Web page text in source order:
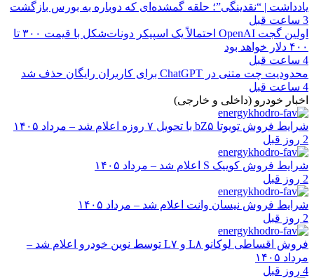
یادداشت | “نقدینگی”؛ حلقه گمشده‌ای که دوباره به بورس بازگشت
3 ساعت قبل
اولین گجت OpenAI احتمالاً یک اسپیکر دونات‌شکل با قیمت ۳۰۰ تا
۴۰۰ دلار خواهد بود
4 ساعت قبل
محدودیت چت متنی در ChatGPT برای کاربران رایگان حذف شد
4 ساعت قبل
اخبار خودرو (داخلی و خارجی)
شرایط فروش تویوتا bZ۵ با تحویل ۷ روزه اعلام شد – مرداد ۱۴۰۵
2 روز قبل
شرایط فروش کوییک S اعلام شد – مرداد ۱۴۰۵
2 روز قبل
شرایط فروش نیسان وانت اعلام شد – مرداد ۱۴۰۵
2 روز قبل
فروش اقساطی لوکانو L۸ و L۷ توسط نوین خودرو اعلام شد –
مرداد ۱۴۰۵
4 روز قبل